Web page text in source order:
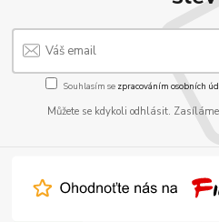
Souhlasím se zpracováním osobních
Můžete se kdykoli odhlásit.